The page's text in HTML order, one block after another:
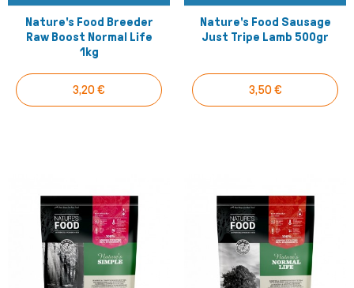
Μικρά ζώα
Nature's Food Breeder
Raw Boost Normal Life
1kg
3,20 €
Nature's Food Sausage
Just Tripe Lamb 500gr
3,50 €